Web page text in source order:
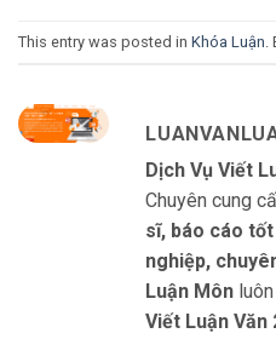
This entry was posted in Khóa Luận
Dịch Vụ Viết
Chuyên cung
sĩ, báo cáo
nghiệp,
Luận Môn
Viết Luận Văn